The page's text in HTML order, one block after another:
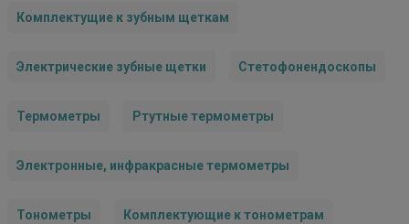
Комплектущие к зубным щеткам
Электрические зубные щетки Стетофонендоскопы
Термометры Ртутные термометры
Электронные, инфракрасные термометры
Тонометры Комплектующие к тонометрам